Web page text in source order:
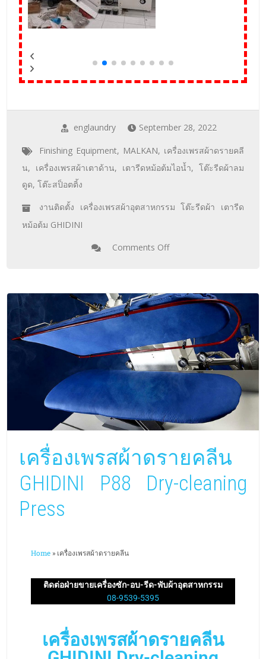
englaundry September 28, 2022
Finishing Equipment, MALKAN, เครื่องเพรสผ้าดรายคลี
น, เครื่องเพรสผ้าเตาด้าน, เตารีดหม้อต้มไอน้ำ, โต๊ะรีดผ้าลม
ดูด,โต๊ะสป็อตติ้ง
งานติดตั้ง เครื่องเพรสผ้าอุตสาหกรรม โต๊ะรีดผ้า เตารีด
หม้อต้ม GHIDINI
Comments Off
เครื่องเพรสผ้าดรายคลีน
GHIDINI P88 Dry-cleaning
Press
Home » เครื่องเพรสผ้าดรายคลีน
ติดต่อฝ่ายขายเครื่องซัก-อบ-รีด-พับผ้าอุตสาหกรรม
08-9539-5395
เครื่องเพรสผ้าดรายคลีน